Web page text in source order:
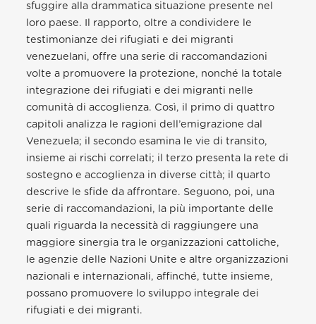
sfuggire alla drammatica situazione presente nel
loro paese. Il rapporto, oltre a condividere le
testimonianze dei rifugiati e dei migranti
venezuelani, offre una serie di raccomandazioni
volte a promuovere la protezione, nonché la totale
integrazione dei rifugiati e dei migranti nelle
comunità di accoglienza. Così, il primo di quattro
capitoli analizza le ragioni dell’emigrazione dal
Venezuela; il secondo esamina le vie di transito,
insieme ai rischi correlati; il terzo presenta la rete di
sostegno e accoglienza in diverse città; il quarto
descrive le sfide da affrontare. Seguono, poi, una
serie di raccomandazioni, la più importante delle
quali riguarda la necessità di raggiungere una
maggiore sinergia tra le organizzazioni cattoliche,
le agenzie delle Nazioni Unite e altre organizzazioni
nazionali e internazionali, affinché, tutte insieme,
possano promuovere lo sviluppo integrale dei
rifugiati e dei migranti.